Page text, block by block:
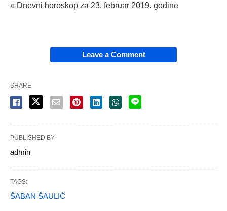
« Dnevni horoskop za 23. februar 2019. godine
Leave a Comment
SHARE
PUBLISHED BY
admin
TAGS:
ŠABAN ŠAULIĆ